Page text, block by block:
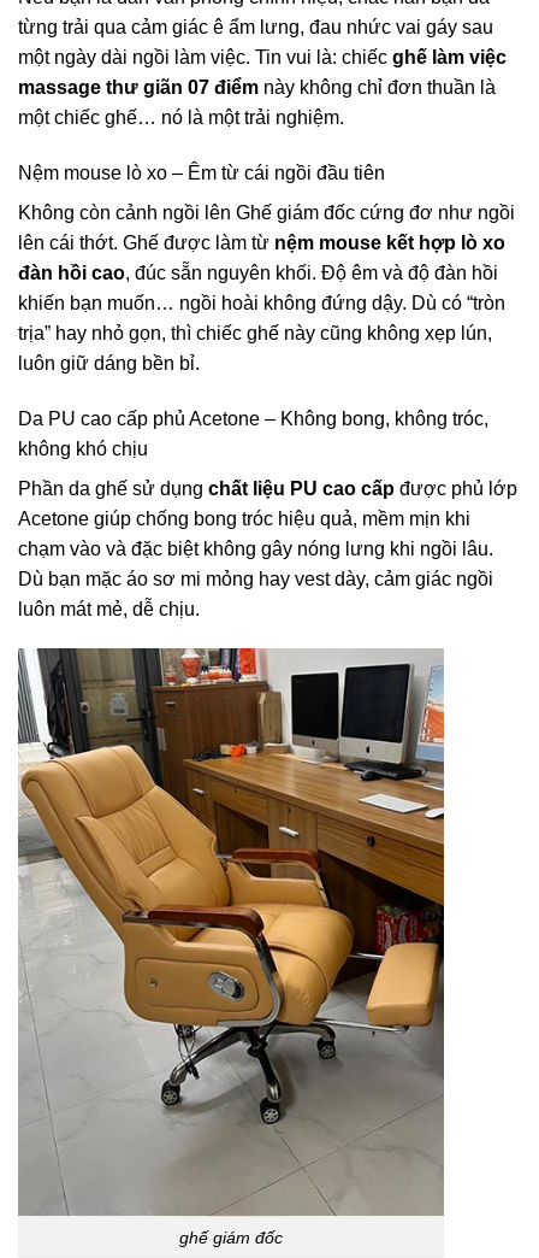
từng trải qua cảm giác ê ẩm lưng, đau nhức vai gáy sau
một ngày dài ngồi làm việc. Tin vui là: chiếc ghế làm việc
massage thư giãn 07 điểm này không chỉ đơn thuần là
một chiếc ghế… nó là một trải nghiệm.
Nệm mouse lò xo – Êm từ cái ngồi đầu tiên
Không còn cảnh ngồi lên Ghế giám đốc cứng đơ như ngồi
lên cái thớt. Ghế được làm từ nệm mouse kết hợp lò xo
đàn hồi cao, đúc sẵn nguyên khối. Độ êm và độ đàn hồi
khiến bạn muốn… ngồi hoài không đứng dậy. Dù có “tròn
trịa” hay nhỏ gọn, thì chiếc ghế này cũng không xẹp lún,
luôn giữ dáng bền bỉ.
Da PU cao cấp phủ Acetone – Không bong, không tróc,
không khó chịu
Phần da ghế sử dụng chất liệu PU cao cấp được phủ lớp
Acetone giúp chống bong tróc hiệu quả, mềm mịn khi
chạm vào và đặc biệt không gây nóng lưng khi ngồi lâu.
Dù bạn mặc áo sơ mi mỏng hay vest dày, cảm giác ngồi
luôn mát mẻ, dễ chịu.
ghế giám đốc